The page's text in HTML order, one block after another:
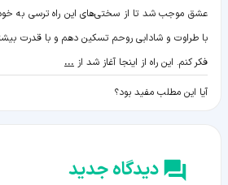
عشق موجب شد تا از سختی‌های این راه ترسی به
با طراوت و شادابی روحم تسکین دهم و با قدرت
فکر کنم. این راه از اینجا آغاز شد از ...
آیا این مطلب مفید بود؟
دیدگاه جدید